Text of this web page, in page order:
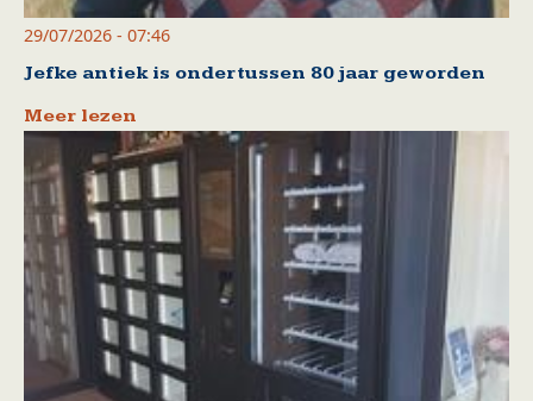
29/07/2026 - 07:46
Jefke antiek is ondertussen 80 jaar geworden
Meer lezen